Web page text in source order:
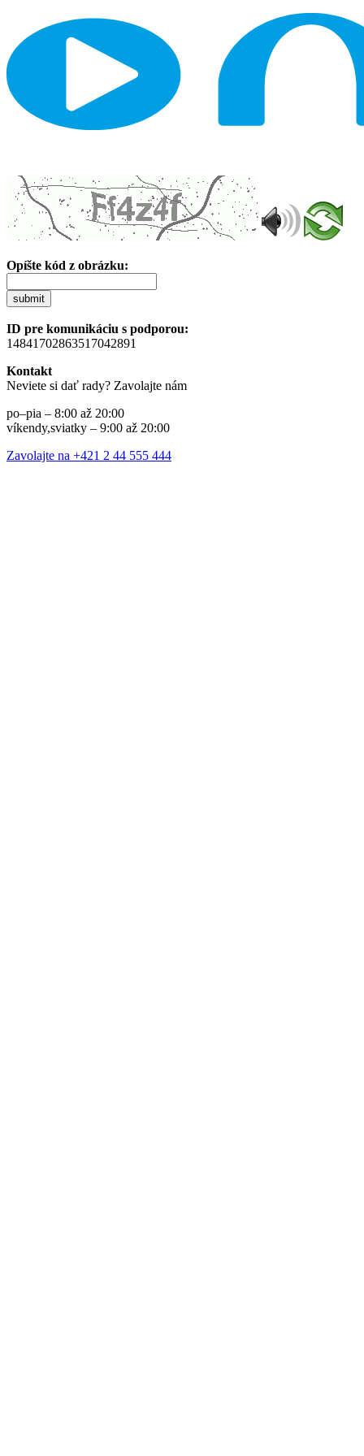
Opíšte kód z obrázku:
submit
ID pre komunikáciu s podporou:
14841702863517042891
Kontakt
Neviete si dať rady? Zavolajte nám
po–pia – 8:00 až 20:00
víkendy,sviatky – 9:00 až 20:00
Zavolajte na +421 2 44 555 444